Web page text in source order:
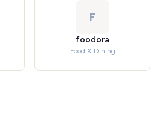
F
foodora
Food & Dining